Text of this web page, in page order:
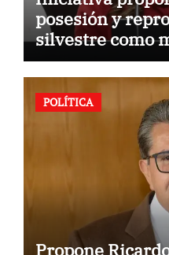
posesión y
silvestre como
POLÍTICA
Propone